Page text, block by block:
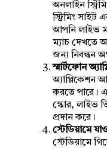
অনলাইন
স্ট্রিমিং
আপনি লাইভ
ম্যাচ দেখতে
জন্য নিবন্ধন
স্মার্টফোন
অ্যাপ্লিকেশন
করতে পারে।
স্কোর, লাইভ
প্রদান করে।
স্টেডিয়ামে
স্টেডিয়ামে